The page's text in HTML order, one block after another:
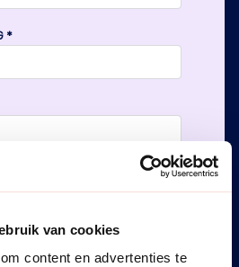
van cookies
content en advertenties te
*
over de
gaat via het standaard
bekercompetitie kan
die lager dan de